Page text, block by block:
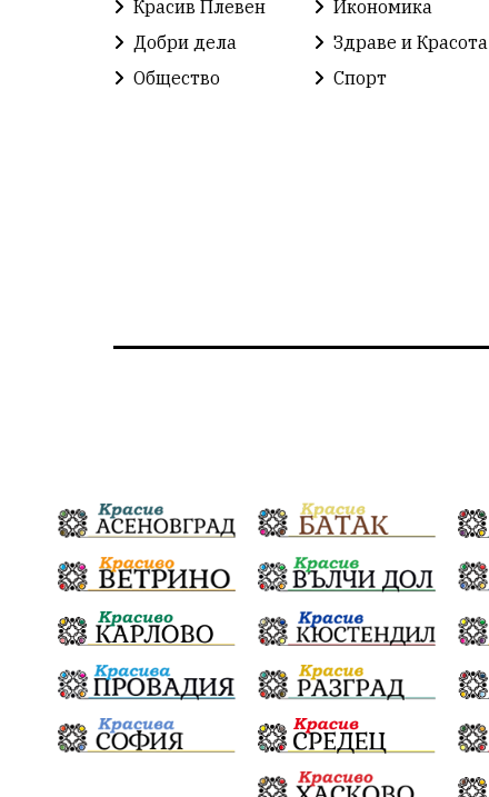
Красив Плевен
Икономика
Добри дела
Здраве и Красота
Общество
Спорт